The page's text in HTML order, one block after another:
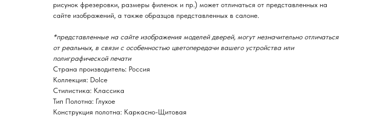
рисунок фрезеровки, размеры филенок и пр.) может отличаться от представленных на
сайте изображений, а также образцов представленных в салоне.
*представленные на сайте изображения моделей дверей, могут незначительно отличаться
от реальных, в связи с особенностью цветопередачи вашего устройства или
полиграфической печати
Страна производитель: Россия
Коллекция: Dolce
Стилистика: Классика
Тип Полотна: Глухое
Конструкция полотна: Каркасно-Щитовая